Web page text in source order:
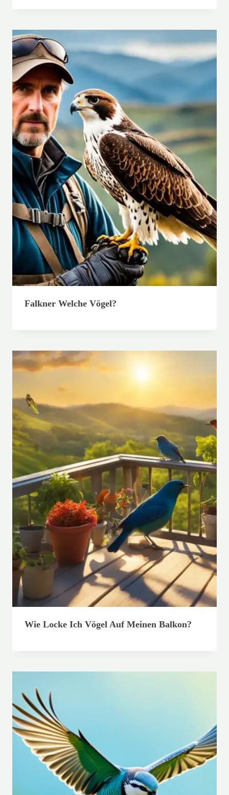
Falkner Welche Vögel?
Wie Locke Ich Vögel Auf Meinen Balkon?